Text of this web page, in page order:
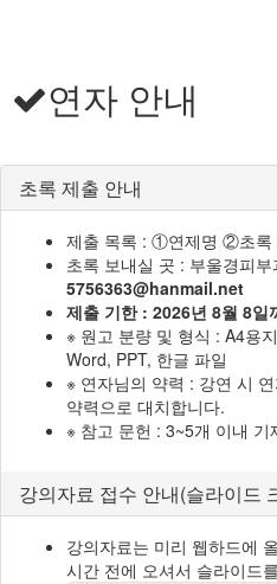
연자 안내
초록 제출 안내
제출 목록 : ①연제명 ②초
초록 보내실 곳 : 부울경피
5756363@hanmail.net
제출 기한 : 2026년 8월 8일
※ 원고 분량 및 형식 : A4용
Word, PPT, 한글 파일
※ 연자님의 약력 : 강연 시
약력으로 대치합니다.
※ 참고 문헌 : 3~5개 이내 기
강의자료 접수 안내(슬라이드
강의자료는 미리 웹하드에
시간 전에 오셔서 슬라이드